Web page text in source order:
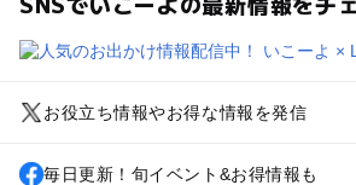
お役立ち情報やお得な情報を発信
毎日更新！旬イベント&お得情報も